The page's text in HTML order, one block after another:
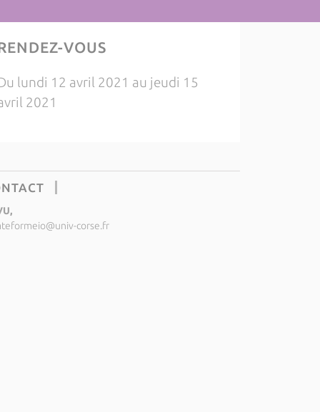
VOUS
lundi 12 avril 2021 au jeudi 15
2021
corse.fr